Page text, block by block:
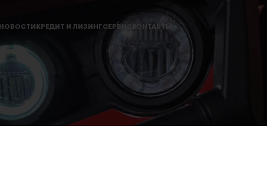
НОВОСТИ КРЕДИТ И ЛИЗИНГСЕРВИС КОНТАКТЫ